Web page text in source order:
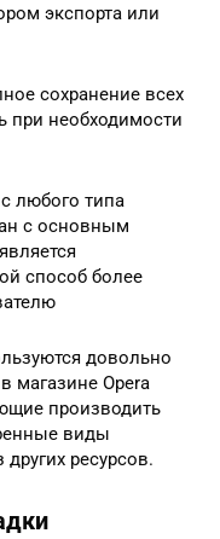
экспорта или
сохранение всех
при необходимости
любого типа
с основным
способ более
довольно
магазине Opera
производить
виды
ресурсов.